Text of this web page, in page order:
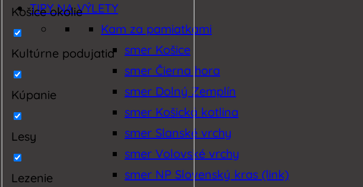
Košice okolie
Kultúrne podujatia
Kúpanie
Lesy
Lezenie
TIPY NA VÝLETY
Kam za pamiatkami
smer Košice
smer Čierna hora
smer Dolný Zemplín
smer Košická kotlina
smer Slanské vrchy
smer Volovské vrchy
smer NP Slovenský kras (link)